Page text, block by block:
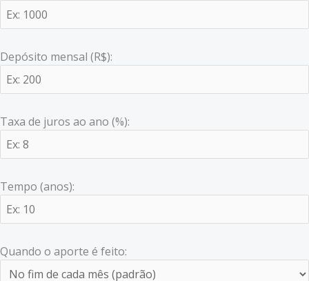
Depósito mensal (R$):
Taxa de juros ao ano (%):
Tempo (anos):
Quando o aporte é feito: